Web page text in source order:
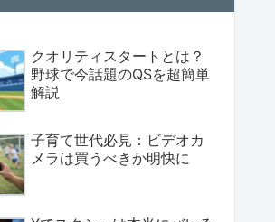
クオリティスタートとは？
野球で今話題のQSを超簡単
解説
子育て世代必見：ビデオカ
メラは買うべきか明快に